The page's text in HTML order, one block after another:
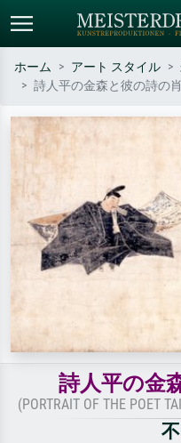
作家名・作品名・スタイルで検
– 例：モネ、星月夜、印象派、
ホーム アート スタイル
詩人平の金森と彼の詩の
詩人平の金
(PORTRAIT OF THE POET